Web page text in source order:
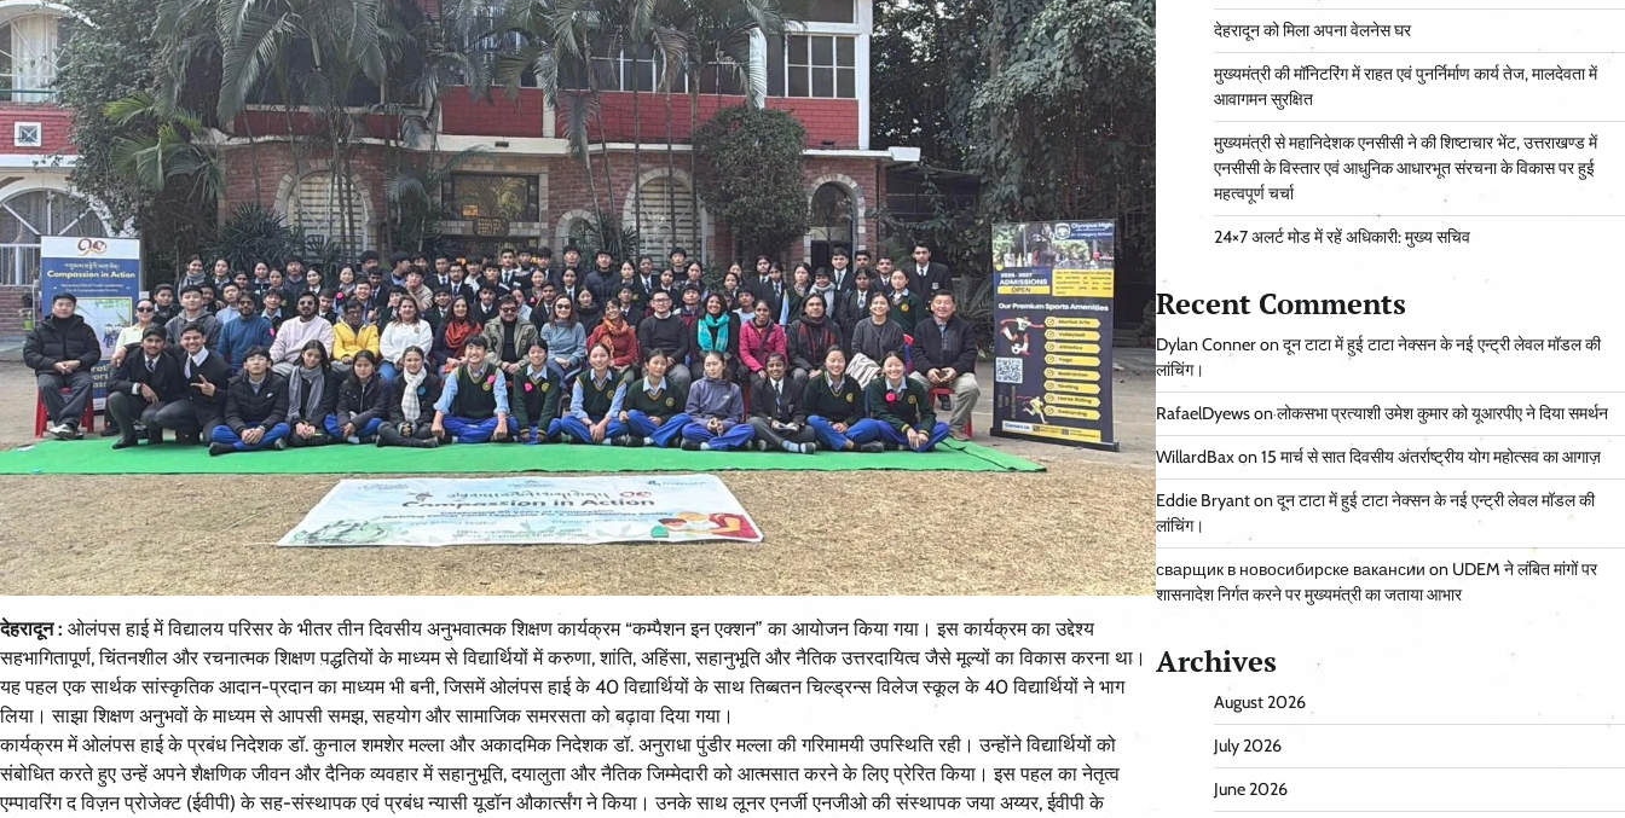
देहरादून : ओलंपस हाई में विद्यालय परिसर के भीतर तीन दिवसीय अनुभवात्मक शिक्षण कार्यक्रम “कम्पैशन इन एक्शन” का आयोजन किया गया। इस कार्यक्रम का उद्देश्य
सहभागितापूर्ण, चिंतनशील और रचनात्मक शिक्षण पद्धतियों के माध्यम से विद्यार्थियों में करुणा, शांति, अहिंसा, सहानुभूति और नैतिक उत्तरदायित्व जैसे मूल्यों का विकास करना था।
यह पहल एक सार्थक सांस्कृतिक आदान-प्रदान का माध्यम भी बनी, जिसमें ओलंपस हाई के 40 विद्यार्थियों के साथ तिब्बतन चिल्ड्रन्स विलेज स्कूल के 40 विद्यार्थियों ने भाग
लिया। साझा शिक्षण अनुभवों के माध्यम से आपसी समझ, सहयोग और सामाजिक समरसता को बढ़ावा दिया गया।
कार्यक्रम में ओलंपस हाई के प्रबंध निदेशक डॉ. कुनाल शमशेर मल्ला और अकादमिक निदेशक डॉ. अनुराधा पुंडीर मल्ला की गरिमामयी उपस्थिति रही। उन्होंने विद्यार्थियों को
संबोधित करते हुए उन्हें अपने शैक्षणिक जीवन और दैनिक व्यवहार में सहानुभूति, दयालुता और नैतिक जिम्मेदारी को आत्मसात करने के लिए प्रेरित किया। इस पहल का नेतृत्व
एम्पावरिंग द विज़न प्रोजेक्ट (ईवीपी) के सह-संस्थापक एवं प्रबंध न्यासी यूडॉन औकार्त्संग ने किया। उनके साथ लूनर एनर्जी एनजीओ की संस्थापक जया अय्यर, ईवीपी के
देहरादून को मिला अपना वेलनेस घर
मुख्यमंत्री की मॉनिटरिंग में राहत एवं पुनर्निर्माण कार्य तेज, मालदेवता में
आवागमन सुरक्षित
मुख्यमंत्री से महानिदेशक एनसीसी ने की शिष्टाचार भेंट, उत्तराखण्ड में
एनसीसी के विस्तार एवं आधुनिक आधारभूत संरचना के विकास पर हुई
महत्वपूर्ण चर्चा
24×7 अलर्ट मोड में रहें अधिकारी: मुख्य सचिव
Recent Comments
Dylan Conneronदून टाटा में हुई टाटा नेक्सन के नई एन्ट्री लेवल मॉडल की
लांचिंग।
RafaelDyewsonलोकसभा प्रत्याशी उमेश कुमार को यूआरपीए ने दिया समर्थन
WillardBaxon15 मार्च से सात दिवसीय अंतर्राष्ट्रीय योग महोत्सव का आगाज़
Eddie Bryantonदून टाटा में हुई टाटा नेक्सन के नई एन्ट्री लेवल मॉडल की
लांचिंग।
сварщик в новосибирске вакансии on UDEM ने लंबित मांगों पर
शासनादेश निर्गत करने पर मुख्यमंत्री का जताया आभार
Archives
August 2026
July 2026
June 2026